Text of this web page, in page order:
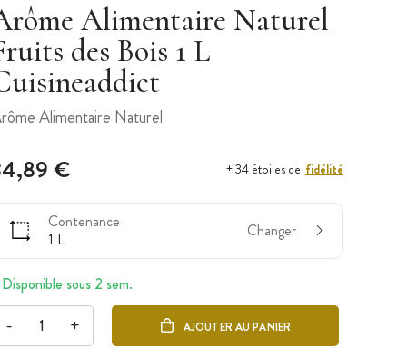
Alimentaire Naturel
des Bois 1 L
Alimentaire Naturel
€ + 34 étoiles de fidélité
Contenance
1 L
Changer
Disponible sous 2 sem.
- + AJOUTER AU PANIER